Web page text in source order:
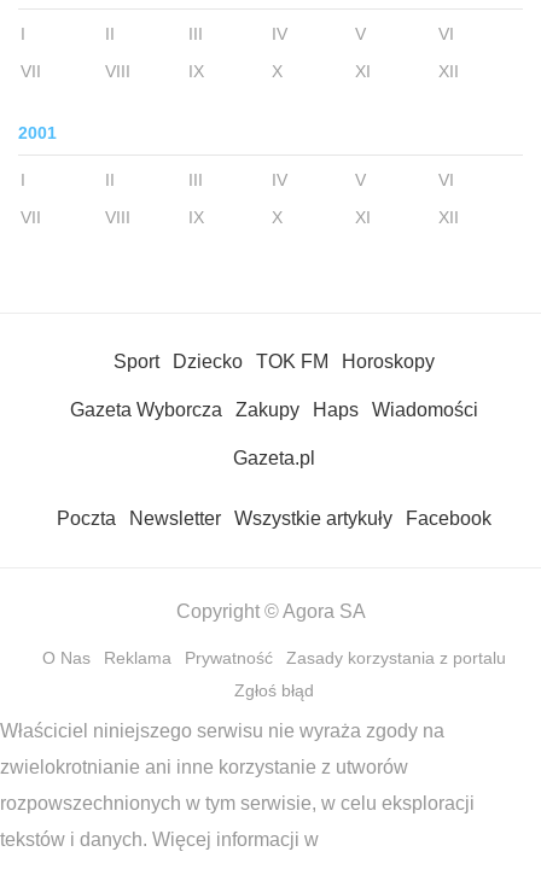
I II III IV V
VI
VII
VIII IX X XI XII
2001
I II III IV V
VI
VII
VIII IX X XI XII
Sport Dziecko TOK FM Horoskopy
Gazeta Wyborcza Zakupy Haps Wiadomości
Gazeta.pl
Poczta Newsletter Wszystkie artykuły Facebook
Copyright © Agora SA
O Nas Reklama Prywatność
Zasady korzystania z portalu
Zgłoś błąd
Właściciel niniejszego serwisu nie wyraża zgody na
zwielokrotnianie ani inne korzystanie z utworów
rozpowszechnionych w tym serwisie, w celu eksploracji
tekstów i danych. Więcej informacji w